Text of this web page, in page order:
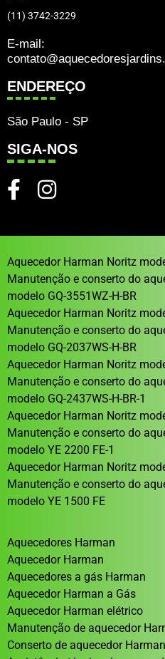
(11) 3742-3229
E-mail:
ENDEREÇO
São Paulo - SP
SIGA-NOS
Aquecedor Harman Noritz
Manutenção e conserto do
modelo GQ-3551WZ-H-BR
Aquecedor Harman Noritz
Manutenção e conserto do
modelo GQ-2037WS-H-BR
Aquecedor Harman Noritz
Manutenção e conserto do
modelo GQ-2437WS-H-BR-1
Aquecedor Harman Noritz
Manutenção e conserto do
modelo YE 2200 FE-1
Aquecedor Harman Noritz
Manutenção e conserto do
modelo YE 1500 FE
Aquecedores Harman
Aquecedor Harman
Aquecedores a gás Harman
Aquecedor Harman a Gás
Aquecedor Harman elétrico
Manutenção de aquecedor
Conserto de aquecedor Harman